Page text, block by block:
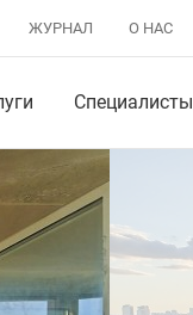
ЖУРНАЛ О НАС
Специалисты